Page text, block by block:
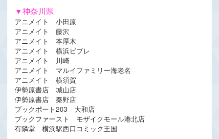
▼神奈川県
アニメイト 小田原
アニメイト 藤沢
アニメイト 本厚木
アニメイト 横浜ビブレ
アニメイト 川崎
アニメイト マルイファミリー海老名
アニメイト 横須賀
伊勢原書店 城山店
伊勢原書店 秦野店
ブックポート203 大和店
ブックファースト モザイクモール港北店
有隣堂 横浜駅西口コミック王国